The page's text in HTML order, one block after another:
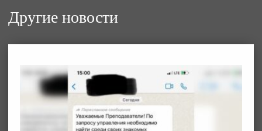
Другие новости